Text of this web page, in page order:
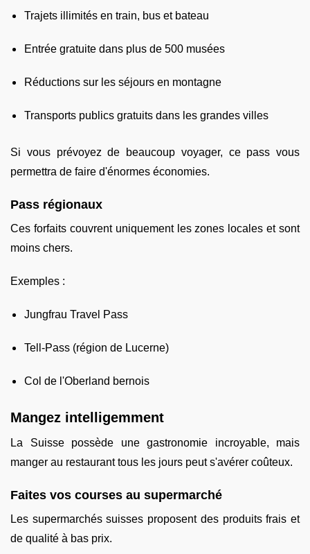
Trajets illimités en train, bus et bateau
Entrée gratuite dans plus de 500 musées
Réductions sur les séjours en montagne
Transports publics gratuits dans les grandes villes
Si vous prévoyez de beaucoup voyager, ce pass vous
permettra de faire d'énormes économies.
Pass régionaux
Ces forfaits couvrent uniquement les zones locales et sont
moins chers.
Exemples :
Jungfrau Travel Pass
Tell-Pass (région de Lucerne)
Col de l'Oberland bernois
Mangez intelligemment
La Suisse possède une gastronomie incroyable, mais
manger au restaurant tous les jours peut s'avérer coûteux.
Faites vos courses au supermarché
Les supermarchés suisses proposent des produits frais et
de qualité à bas prix.